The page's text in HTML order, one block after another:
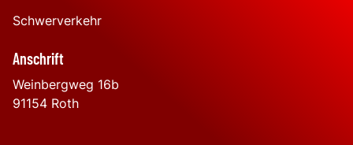
Schwerverkehr
Anschrift
Weinbergweg 16b
91154 Roth